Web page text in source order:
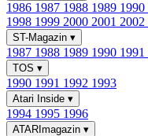
1986 1987 1988 1989 1990
1998 1999 2000 2001 2002
ST-Magazin ▾
1987 1988 1989 1990 1991
TOS ▾
1990 1991 1992 1993
Atari Inside ▾
1994 1995 1996
ATARImagazin ▾